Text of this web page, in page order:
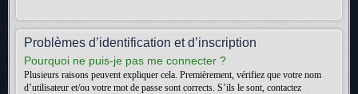
Problèmes d’identification et d’inscription
Pourquoi ne puis-je pas me connecter ?
Plusieurs raisons peuvent expliquer cela. Premièrement, vérifiez que votre nom
d’utilisateur et/ou votre mot de passe sont corrects. S’ils le sont, contactez